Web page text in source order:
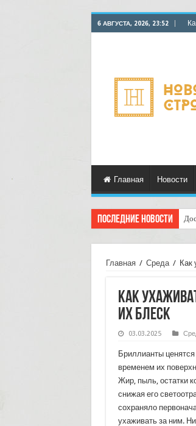
6 АВГУСТА, 2026, 23:52
Главная Новости
Последние новости
Главная / Среда / Как
Как
их блеск
03.03.2025
Бриллианты
временем их
Жир, пыль, остатки
снижая его
сохраняло
ухаживать за ним.